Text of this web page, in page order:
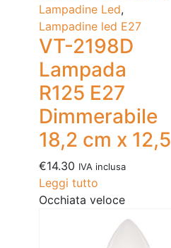
Lampadine Led,
Lampadine led E27
VT-2198D
Lampada
R125 E27
Dimmerabile
18,2 cm x 12,5
€14.30 IVA inclusa
Leggi tutto
Occhiata veloce